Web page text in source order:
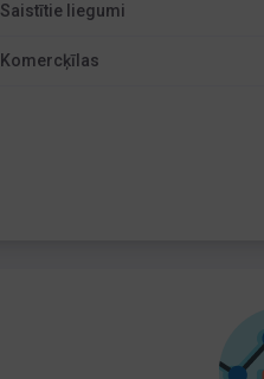
Saistītie liegumi
Komercķīlas